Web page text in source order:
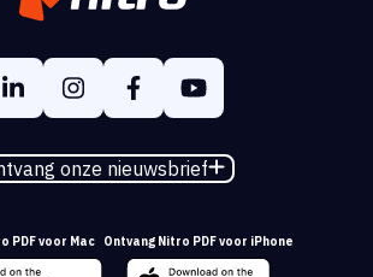
onze nieuwsbrief
PDF voor Mac Ontvang Nitro PDF voor iPhone